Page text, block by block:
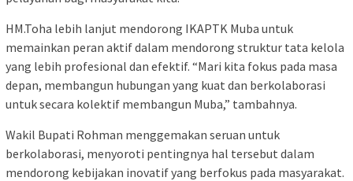
HM.Toha lebih lanjut mendorong IKAPTK Muba untuk
memainkan peran aktif dalam mendorong struktur tata kelola
yang lebih profesional dan efektif. “Mari kita fokus pada masa
depan, membangun hubungan yang kuat dan berkolaborasi
untuk secara kolektif membangun Muba,” tambahnya.
Wakil Bupati Rohman menggemakan seruan untuk
berkolaborasi, menyoroti pentingnya hal tersebut dalam
mendorong kebijakan inovatif yang berfokus pada masyarakat.